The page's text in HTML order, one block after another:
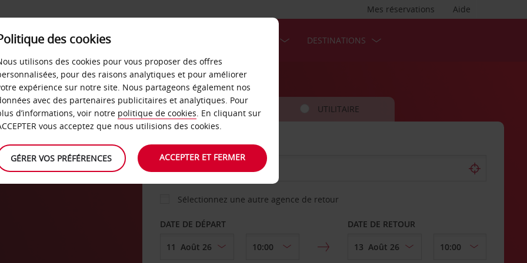
Aide
Mes réservations
LIBRE-SERVICE DESTINATIONS
VOITURE UTILITAIRE
AGENCE DE DÉPART
Sélectionnez une autre agence de retour
DATE DE DÉPART DATE DE RETOUR
des cookies
utilisons des cookies pour vous proposer des offres
pour des raisons analytiques et pour améliorer
expérience sur notre site. Nous partageons également nos
avec des partenaires publicitaires et analytiques. Pour
d’informations, voir notre politique de cookies. En cliquant sur
vous acceptez que nous utilisions des cookies.
GÉRER VOS PRÉFÉRENCES ACCEPTER ET FERMER